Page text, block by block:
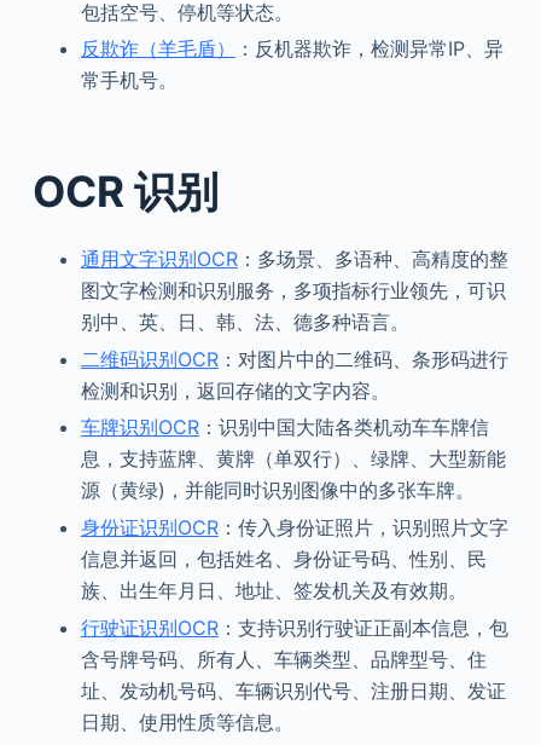
包括空号、停机等状态。
反欺诈（羊毛盾）
：反机器欺诈，检测异常IP、异
常手机号。
OCR 识别
通用文字识别OCR：多场景、多语种、高精度的整
图文字检测和识别服务，多项指标行业领先，可识
别中、英、日、韩、法、德多种语言。
二维码识别OCR：对图片中的二维码、条形码进行
检测和识别，返回存储的文字内容。
车牌识别OCR：识别中国大陆各类机动车车牌信
息，支持蓝牌、黄牌（单双行）、绿牌、大型新能
源（黄绿)，并能同时识别图像中的多张车牌。
身份证识别OCR：传入身份证照片，识别照片文字
信息并返回，包括姓名、身份证号码、性别、民
族、出生年月日、地址、签发机关及有效期。
行驶证识别OCR：支持识别行驶证正副本信息，包
含号牌号码、所有人、车辆类型、品牌型号、住
址、发动机号码、车辆识别代号、注册日期、发证
日期、使用性质等信息。